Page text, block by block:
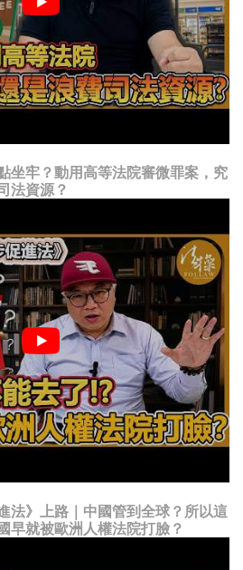
坐牢？動用高等法院審微罪案，究
法資源？
法》上路｜中國管到全球？所以這
早就被歐洲人權法院打臉？